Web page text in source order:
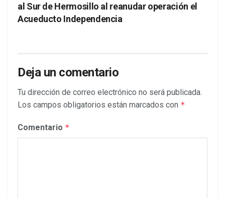
al Sur de Hermosillo al reanudar operación el
Acueducto Independencia
Deja un comentario
Tu dirección de correo electrónico no será publicada.
Los campos obligatorios están marcados con *
Comentario *